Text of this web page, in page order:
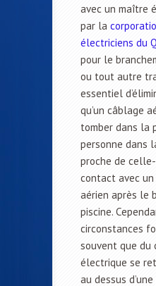
avec un maître
par la
électriciens du
pour le
ou tout autre
essentiel
qu’un câblage
tomber dans la
personne dans
proche de
contact avec
aérien après le
piscine.
circonstances
souvent que du
électrique se
au dessus